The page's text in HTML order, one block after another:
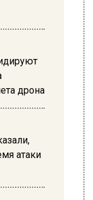
дрона
атаки